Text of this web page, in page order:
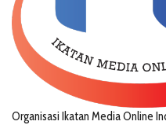
Organisasi Ikatan Media Online